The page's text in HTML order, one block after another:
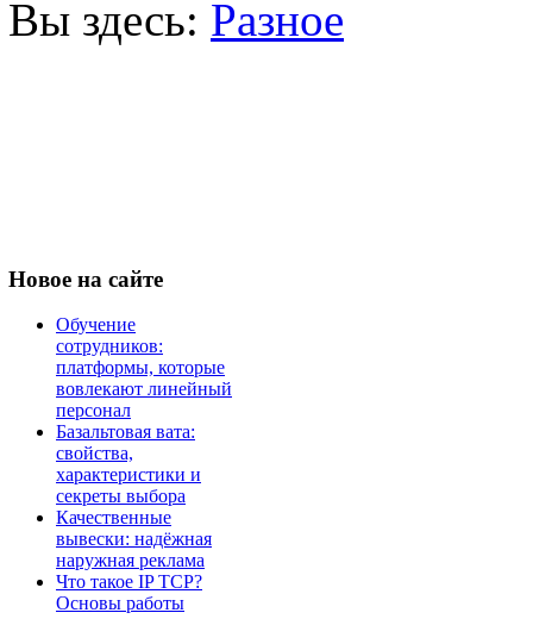
Вы здесь: Разное
Новое на сайте
Обучение
сотрудников:
платформы, которые
вовлекают линейный
персонал
Базальтовая вата:
свойства,
характеристики и
секреты выбора
Качественные
вывески: надёжная
наружная реклама
Что такое IP TCP?
Основы работы